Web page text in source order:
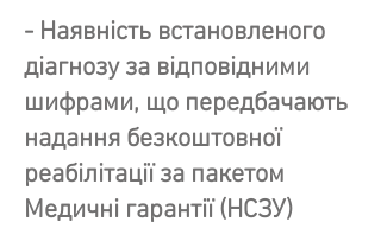
- Наявність встановленого
діагнозу за відповідними
шифрами, що передбачають
надання безкоштовної
реабілітації за пакетом
Медичні гарантії (НСЗУ)